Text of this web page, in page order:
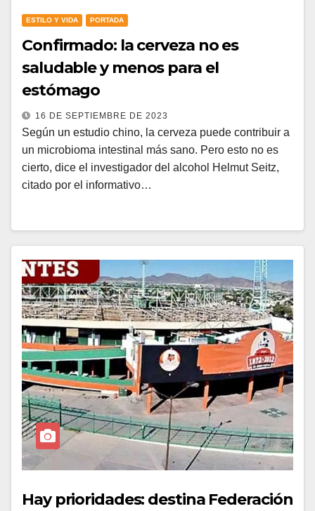
ESTILO Y VIDA PORTADA
Confirmado: la cerveza no es
saludable y menos para el
estómago
16 DE SEPTIEMBRE DE 2023
Según un estudio chino, la cerveza puede contribuir a
un microbioma intestinal más sano. Pero esto no es
cierto, dice el investigador del alcohol Helmut Seitz,
citado por el informativo…
Hay prioridades: destina Federación